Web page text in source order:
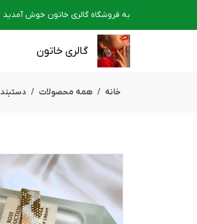
به فروشگاه گالری خاتون خوش آمدید
گالری خاتون
خانه همه محصولات دستبند